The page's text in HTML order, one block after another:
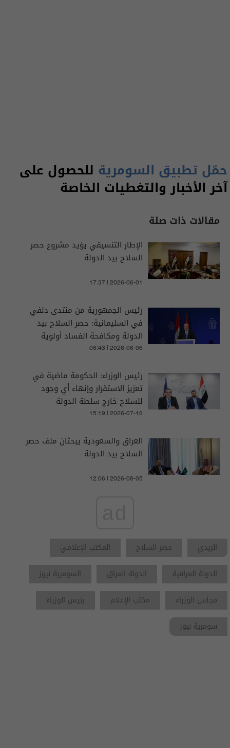
حمّل تطبيق السومرية للحصول على
آخر الأخبار والتغطيات الخاصة
مقالات ذات صلة
الإطار التنسيقي يؤيد مشروع حصر
السلاح بيد الدولة
17:37 | 2026-06-01
رئيس الجمهورية من منتدى دلفي
في السليمانية: حصر السلاح بيد
الدولة ومكافحة الفساد أولوية
للإصلاح
08:43 | 2026-06-06
رئيس الوزراء: الحكومة ماضية في
تعزيز الاستقرار وإنهاء أي وجود
للسلاح خارج سلطة الدولة
15:19 | 2026-07-16
العراق والسعودية يبحثان ملف حصر
السلاح بيد الدولة
12:06 | 2026-08-05
الزيدي حصر السلاح
المكتب الإعلامي
الدولة العراقية
الدولة العراق
السومرية نيوز
مجلس الوزراء
مكتب الإعلام
رئيس الوزراء
سومرية نيوز